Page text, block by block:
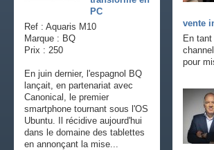
vente
En
pour
PC
Ref : Aquaris M10
Marque : BQ
Prix : 250
En juin dernier, l'espagnol BQ
lançait, en partenariat avec
Canonical, le premier
smartphone tournant sous l'OS
Ubuntu. Il récidive aujourd'hui
dans le domaine des tablettes
en annonçant la mise...